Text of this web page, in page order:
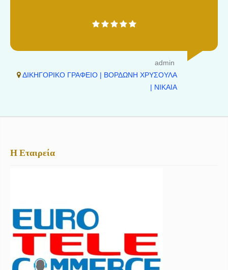
admin
ΔΙΚΗΓΟΡΙΚΟ ΓΡΑΦΕΙΟ | ΒΟΡΔΩΝΗ ΧΡΥΣΟΥΛΑ
| ΝΙΚΑΙΑ
Η Εταιρεία